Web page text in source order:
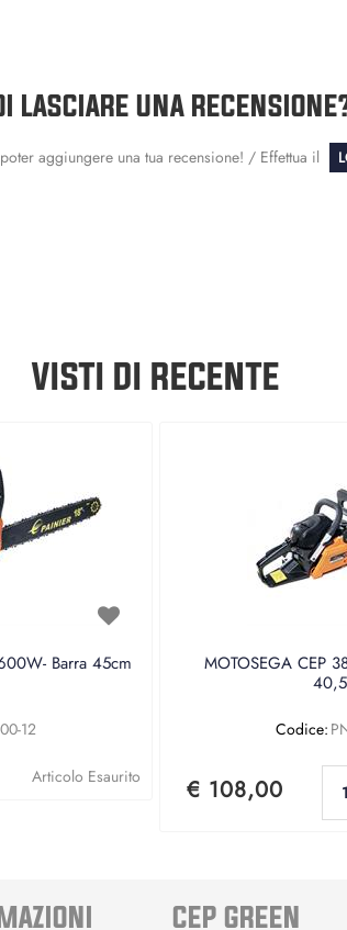
LASCIARE UNA
aggiungere una tua recensione! / Effettua il
VISTI DI RECENTE
Barra 45cm
12
Articolo Esaurito
MOTOSEGA CEP
Codice:
€ 108,00
CEP GREEN